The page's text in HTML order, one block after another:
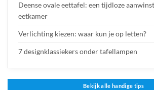
Deense ovale eettafel: een tijdloze
eetkamer
Verlichting kiezen: waar kun je op letten?
7 designklassiekers onder tafellampen
Bekijk alle handige tips